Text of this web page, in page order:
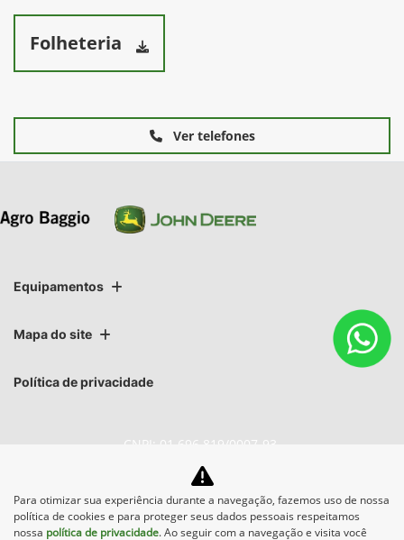
Folheteria
Ver telefones
Equipamentos
Mapa do site
Política de privacidade
CNPJ: 01.696.819/0007-93
No trânsito, enxergar o outro
Para otimizar sua experiência durante a navegação, fazemos uso de nossa
política de cookies e para proteger seus dados pessoais respeitamos
nossa política de privacidade. Ao seguir com a navegação e visita você